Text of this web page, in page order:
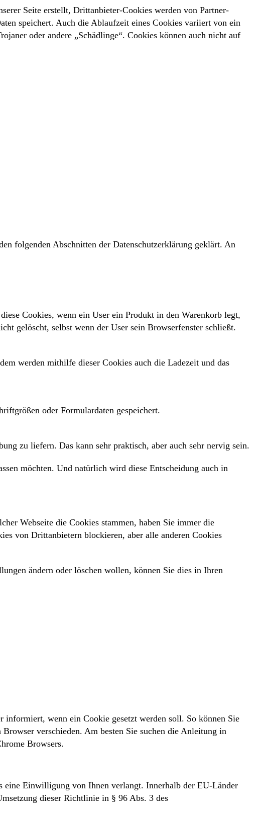
Seite erstellt, Drittanbieter-Cookies werden von Partner-
speichert. Auch die Ablaufzeit eines Cookies variiert von ein
oder andere „Schädlinge“. Cookies können auch nicht auf
folgenden Abschnitten der Datenschutzerklärung geklärt. An
Cookies, wenn ein User ein Produkt in den Warenkorb legt,
gelöscht, selbst wenn der User sein Browserfenster schließt.
werden mithilfe dieser Cookies auch die Ladezeit und das
oder Formulardaten gespeichert.
zu liefern. Das kann sehr praktisch, aber auch sehr nervig sein.
möchten. Und natürlich wird diese Entscheidung auch in
Webseite die Cookies stammen, haben Sie immer die
von Drittanbietern blockieren, aber alle anderen Cookies
ändern oder löschen wollen, können Sie dies in Ihren
wenn ein Cookie gesetzt werden soll. So können Sie
verschieden. Am besten Sie suchen die Anleitung in
Browsers.
eine Einwilligung von Ihnen verlangt. Innerhalb der EU-Länder
dieser Richtlinie in § 96 Abs. 3 des